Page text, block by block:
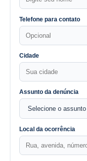
Telefone para contato
Cidade
Assunto da denúncia
Local da ocorrência